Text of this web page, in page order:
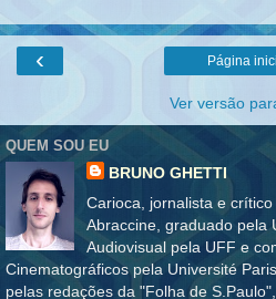
‹ Página
Ver versão
QUEM SOU EU
BRUNO GHETTI
Carioca, jornalista e
Abraccine, graduado pela
Audiovisual pela UFF e
Cinematográficos pela Université
pelas redações da "Folha de